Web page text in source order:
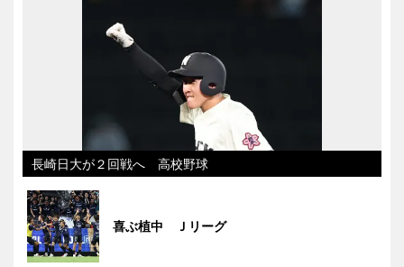
長崎日大が２回戦へ 高校野球
喜ぶ植中 Ｊリーグ